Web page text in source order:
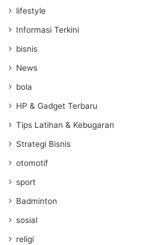
lifestyle
Informasi Terkini
bisnis
News
bola
HP & Gadget Terbaru
Tips Latihan & Kebugaran
Strategi Bisnis
otomotif
sport
Badminton
sosial
religi